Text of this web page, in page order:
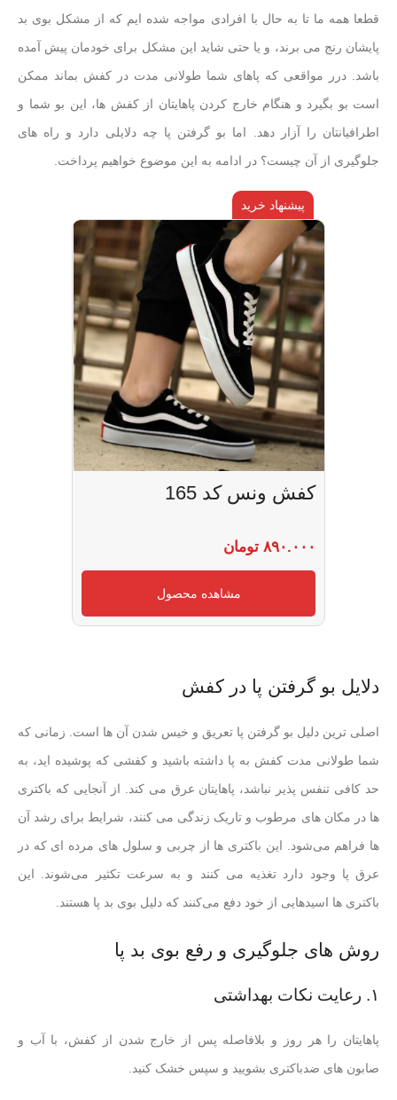
قطعا همه ما تا به حال با افرادی مواجه شده ایم که از مشکل بوی بد
پایشان رنج می برند، و یا حتی شاید این مشکل برای خودمان پیش آمده
باشد. درر مواقعی که پاهای شما طولانی مدت در کفش بماند ممکن
است بو بگیرد و هنگام خارج کردن پاهایتان از کفش ها، این بو شما و
اطرافیانتان را آزار دهد. اما بو گرفتن پا چه دلایلی دارد و راه های
جلوگیری از آن چیست؟ در ادامه به این موضوع خواهیم پرداخت.
پیشنهاد خرید
کفش ونس کد 165
۸۹۰.۰۰۰ تومان
مشاهده محصول
دلایل بو گرفتن پا در کفش
اصلی ترین دلیل بو گرفتن پا تعریق و خیس شدن آن ها است. زمانی که
شما طولانی مدت کفش به پا داشته باشید و کفشی که پوشیده اید، به
حد کافی تنفس پذیر نباشد، پاهایتان عرق می کند. از آنجایی که باکتری
ها در مکان های مرطوب و تاریک زندگی می کنند، شرایط برای رشد آن
ها فراهم می‌شود. این باکتری ها از چربی و سلول های مرده ای که در
عرق پا وجود دارد تغذیه می کنند و به سرعت تکثیر می‌شوند. این
باکتری ها اسیدهایی از خود دفع می‌کنند که دلیل بوی بد پا هستند.
روش های جلوگیری و رفع بوی بد پا
۱. رعایت نکات بهداشتی
پاهایتان را هر روز و بلافاصله پس از خارج شدن از کفش، با آب و
صابون های ضدباکتری بشویید و سپس خشک کنید.